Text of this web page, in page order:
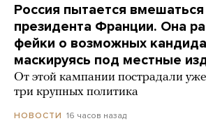
Россия пытается
президента Франции. Она
фейки о возможных
маскируясь под местные
От этой кампании пострадали
три крупных политика
НОВОСТИ 16 часов назад